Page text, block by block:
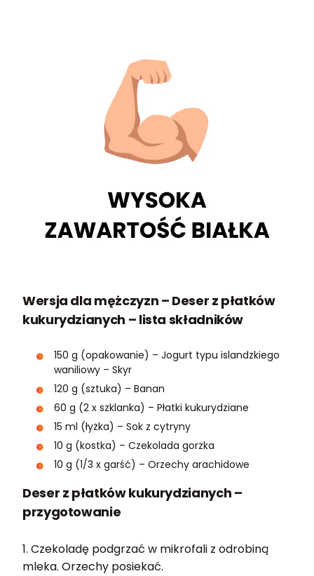
Wersja dla mężczyzn – Deser z płatków
kukurydzianych – lista składników
150 g (opakowanie) – Jogurt typu islandzkiego
waniliowy – Skyr
120 g (sztuka) – Banan
60 g (2 x szklanka) – Płatki kukurydziane
15 ml (łyżka) – Sok z cytryny
10 g (kostka) – Czekolada gorzka
10 g (1/3 x garść) – Orzechy arachidowe
Deser z płatków kukurydzianych –
przygotowanie
1. Czekoladę podgrzać w mikrofali z odrobiną
mleka. Orzechy posiekać.